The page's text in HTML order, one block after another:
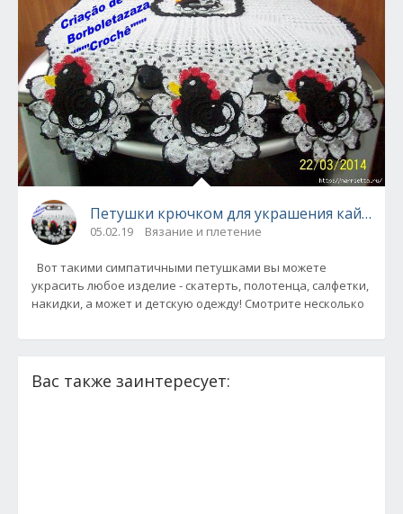
05.02.19 Вязание и плетение
Вот такими симпатичными петушками вы можете
украсить любое изделие - скатерть, полотенца, салфетки,
накидки, а может и детскую одежду! Смотрите несколько
Вас также заинтересует: